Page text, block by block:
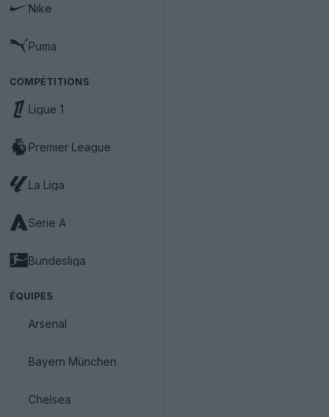
Nike
Puma
COMPÉTITIONS
Ligue 1
Premier League
La Liga
Serie A
Bundesliga
ÉQUIPES
Arsenal
Bayern München
Chelsea